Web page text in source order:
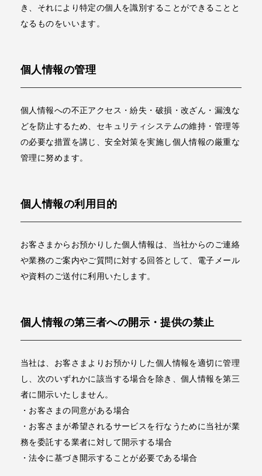
き、それにより特定の個人を識別することができることと
なるものをいいます。
個人情報の管理
個人情報への不正アクセス・紛失・破損・改ざん・漏洩な
どを防止するため、セキュリティシステムの維持・管理等
の必要な措置を講じ、安全対策を実施し個人情報の厳重な
管理に努めます。
個人情報の利用目的
お客さまからお預かりした個人情報は、当社からのご連絡
や業務のご案内やご質問に対する回答として、電子メール
や資料のご送付に利用いたします。
個人情報の第三者への開示・提供の禁止
当社は、お客さまよりお預かりした個人情報を適切に管理
し、次のいずれかに該当する場合を除き、個人情報を第三
者に開示いたしません。
・お客さまの同意がある場合
・お客さまが希望されるサービスを行なうために当社が業
務を委託する業者に対して開示する場合
・法令に基づき開示することが必要である場合